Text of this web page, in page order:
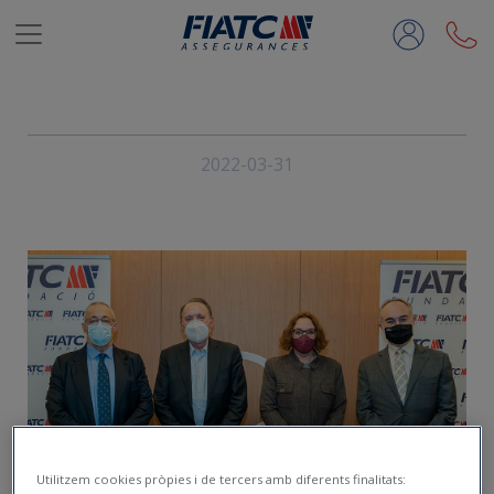
Salta al contingut principal
2022-03-31
Utilitzem cookies pròpies i de tercers amb diferents finalitats: